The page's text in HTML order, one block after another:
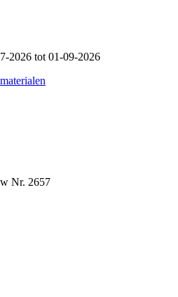
2026 tot 01-09-2026
Nr. 2657